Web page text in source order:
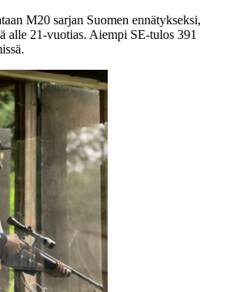
M20 sarjan Suomen ennätykseksi,
alle 21-vuotias. Aiempi SE-tulos 391